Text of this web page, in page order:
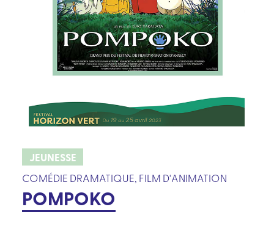
JEUNESSE
COMÉDIE DRAMATIQUE, FILM D'ANIMATION
POMPOKO